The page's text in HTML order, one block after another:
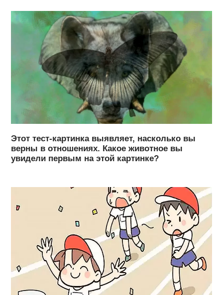
Этот тест-картинка выявляет, насколько вы
верны в отношениях. Какое животное вы
увидели первым на этой картинке?